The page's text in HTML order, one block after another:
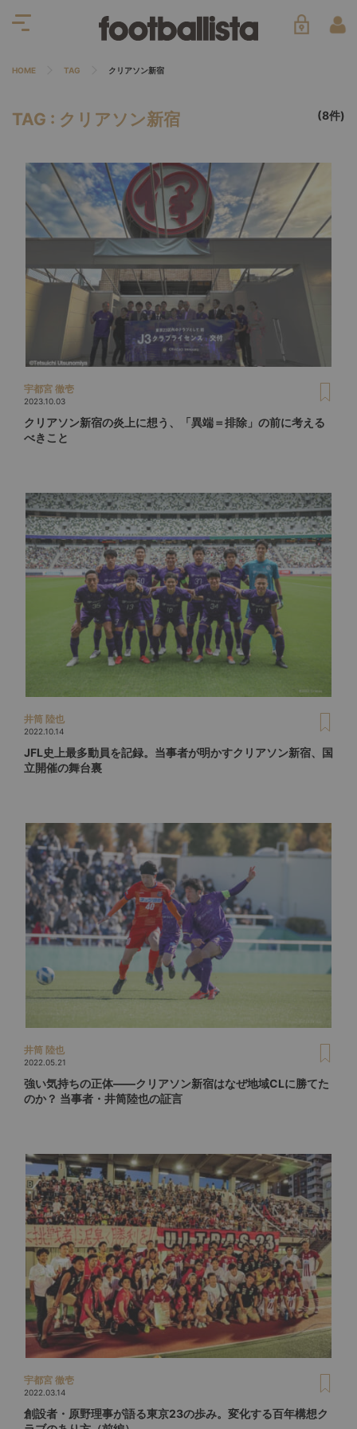
HOME TAG クリアソン新宿
TAG : クリアソン新宿 (8件)
宇都宮 徹壱
2023.10.03
クリアソン新宿の炎上に想う、「異端＝排除」の前に考える
べきこと
井筒 陸也
2022.10.14
JFL史上最多動員を記録。当事者が明かすクリアソン新宿、国
立開催の舞台裏
井筒 陸也
2022.05.21
強い気持ちの正体――クリアソン新宿はなぜ地域CLに勝てた
のか？ 当事者・井筒陸也の証言
宇都宮 徹壱
2022.03.14
創設者・原野理事が語る東京23の歩み。変化する百年構想ク